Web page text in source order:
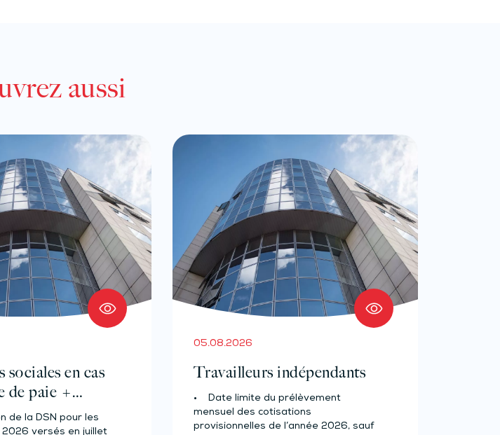
aussi
en cas
de paie +
à la source des
(effectif
de la DSN pour les
2026 versés en juillet
05.08.2026
Travailleurs indépendants
• Date limite du prélèvement
mensuel des cotisations
provisionnelles de l’année 2026, sauf